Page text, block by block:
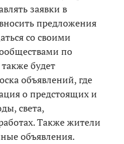
заявки в
предложения
со своими
по
будет
объявлений, где
о предстоящих и
света,
Также жители
объявления.